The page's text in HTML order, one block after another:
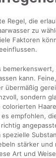
Regel, die
zu
Faktoren
kann.
übermäßig
sondern
empfohlen,
richtig
spezielle
stärker und
Art und